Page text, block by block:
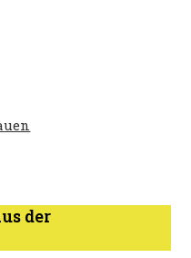
der